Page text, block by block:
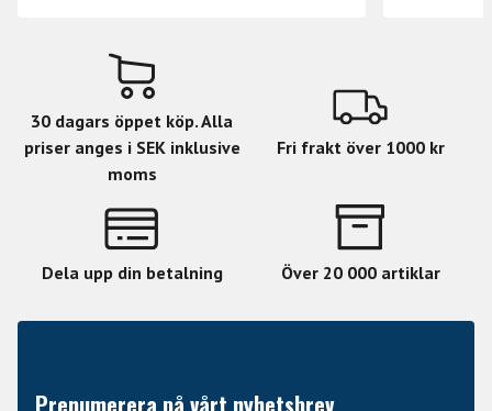
30 dagars öppet köp. Alla
priser anges i SEK inklusive
moms
Fri frakt över 1000 kr
Dela upp din betalning Över 20 000 artiklar
Prenumerera på vårt nyhetsbrev